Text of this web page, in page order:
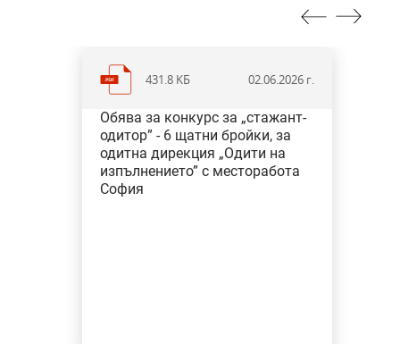
431.8 KБ 02.06.2026 г.
Обява за конкурс за „стажант-
одитор” - 6 щатни бройки, за
одитна дирекция „Одити на
изпълнението” с месторабота
София